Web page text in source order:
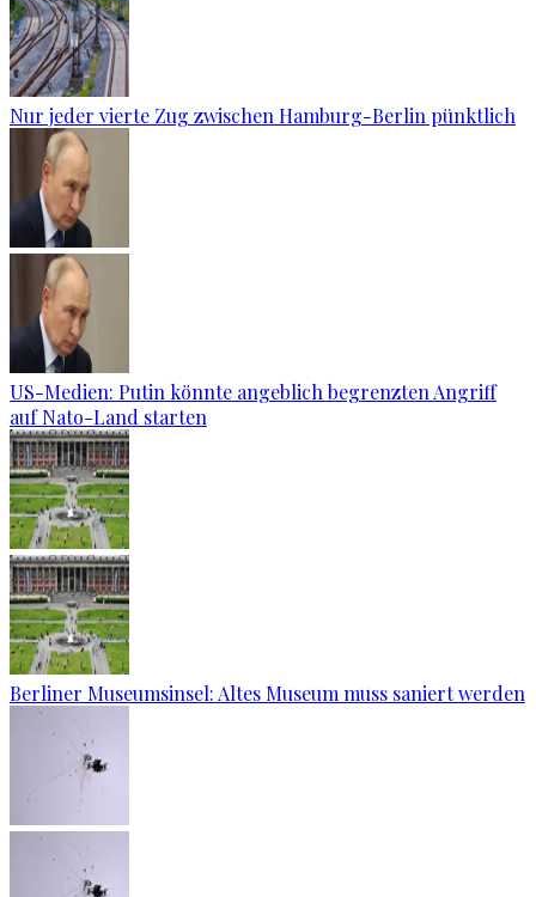
Nur jeder vierte Zug zwischen Hamburg-Berlin pünktlich
US-Medien: Putin könnte angeblich begrenzten Angriff
auf Nato-Land starten
Berliner Museumsinsel: Altes Museum muss saniert werden